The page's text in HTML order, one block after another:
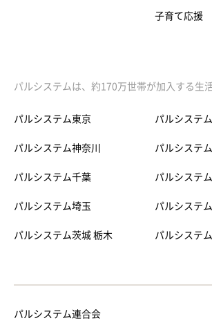
子育て応援
パルシステムは、約170万世帯が加入する生
パルシステム東京
パルシステム神奈川
パルシステム千葉
パルシステム埼玉
パルシステム茨城 栃木
パルシステ
パルシステ
パルシステ
パルシステ
パルシステ
パルシステム連合会